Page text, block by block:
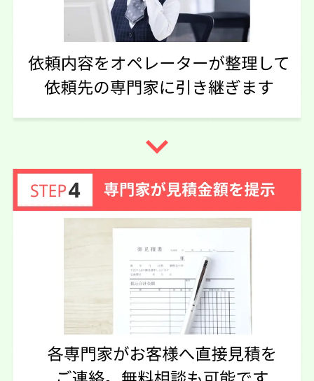
実際に依頼した感想
メールでのやり取りなので、相手の時間によって返信がこ
なかったりする、待ちが長い
司法書士法人橋本事務所
話しやすさ 5 5 5
価格の妥当性
依頼内容 相続放棄依頼金額 50万円
2026/05/01
他の事務所も見積依頼させていただきました。相続放棄が
大人数のため対面で相談出来るところにしました。
優しい先生で相談しやすく、対応も早いです。とてもいい
事務所です。
navigate_next